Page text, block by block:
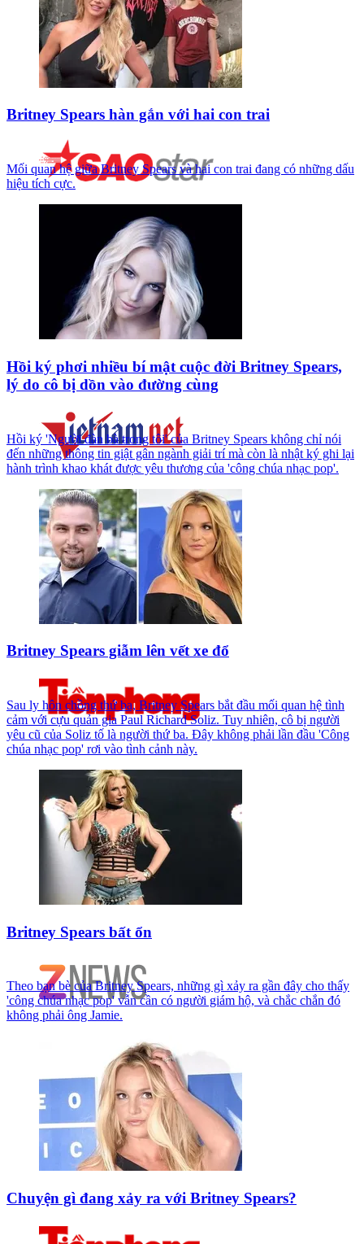
Britney Spears hàn gắn với hai con trai
Mối quan hệ giữa Britney Spears và hai con trai đang có những dấu
hiệu tích cực.
Hồi ký phơi nhiều bí mật cuộc đời Britney Spears,
lý do cô bị dồn vào đường cùng
Hồi ký 'Người đàn bà trong tôi' của Britney Spears không chỉ nói
đến những thông tin giật gân ngành giải trí mà còn là nhật ký ghi lại
hành trình khao khát được yêu thương của 'công chúa nhạc pop'.
Britney Spears giẫm lên vết xe đổ
Sau ly hôn chồng thứ ba, Britney Spears bắt đầu mối quan hệ tình
cảm với cựu quản gia Paul Richard Soliz. Tuy nhiên, cô bị người
yêu cũ của Soliz tố là người thứ ba. Đây không phải lần đầu 'Công
chúa nhạc pop' rơi vào tình cảnh này.
Britney Spears bất ổn
Theo bạn bè của Britney Spears, những gì xảy ra gần đây cho thấy
'công chúa nhạc pop' vẫn cần có người giám hộ, và chắc chắn đó
không phải ông Jamie.
Chuyện gì đang xảy ra với Britney Spears?